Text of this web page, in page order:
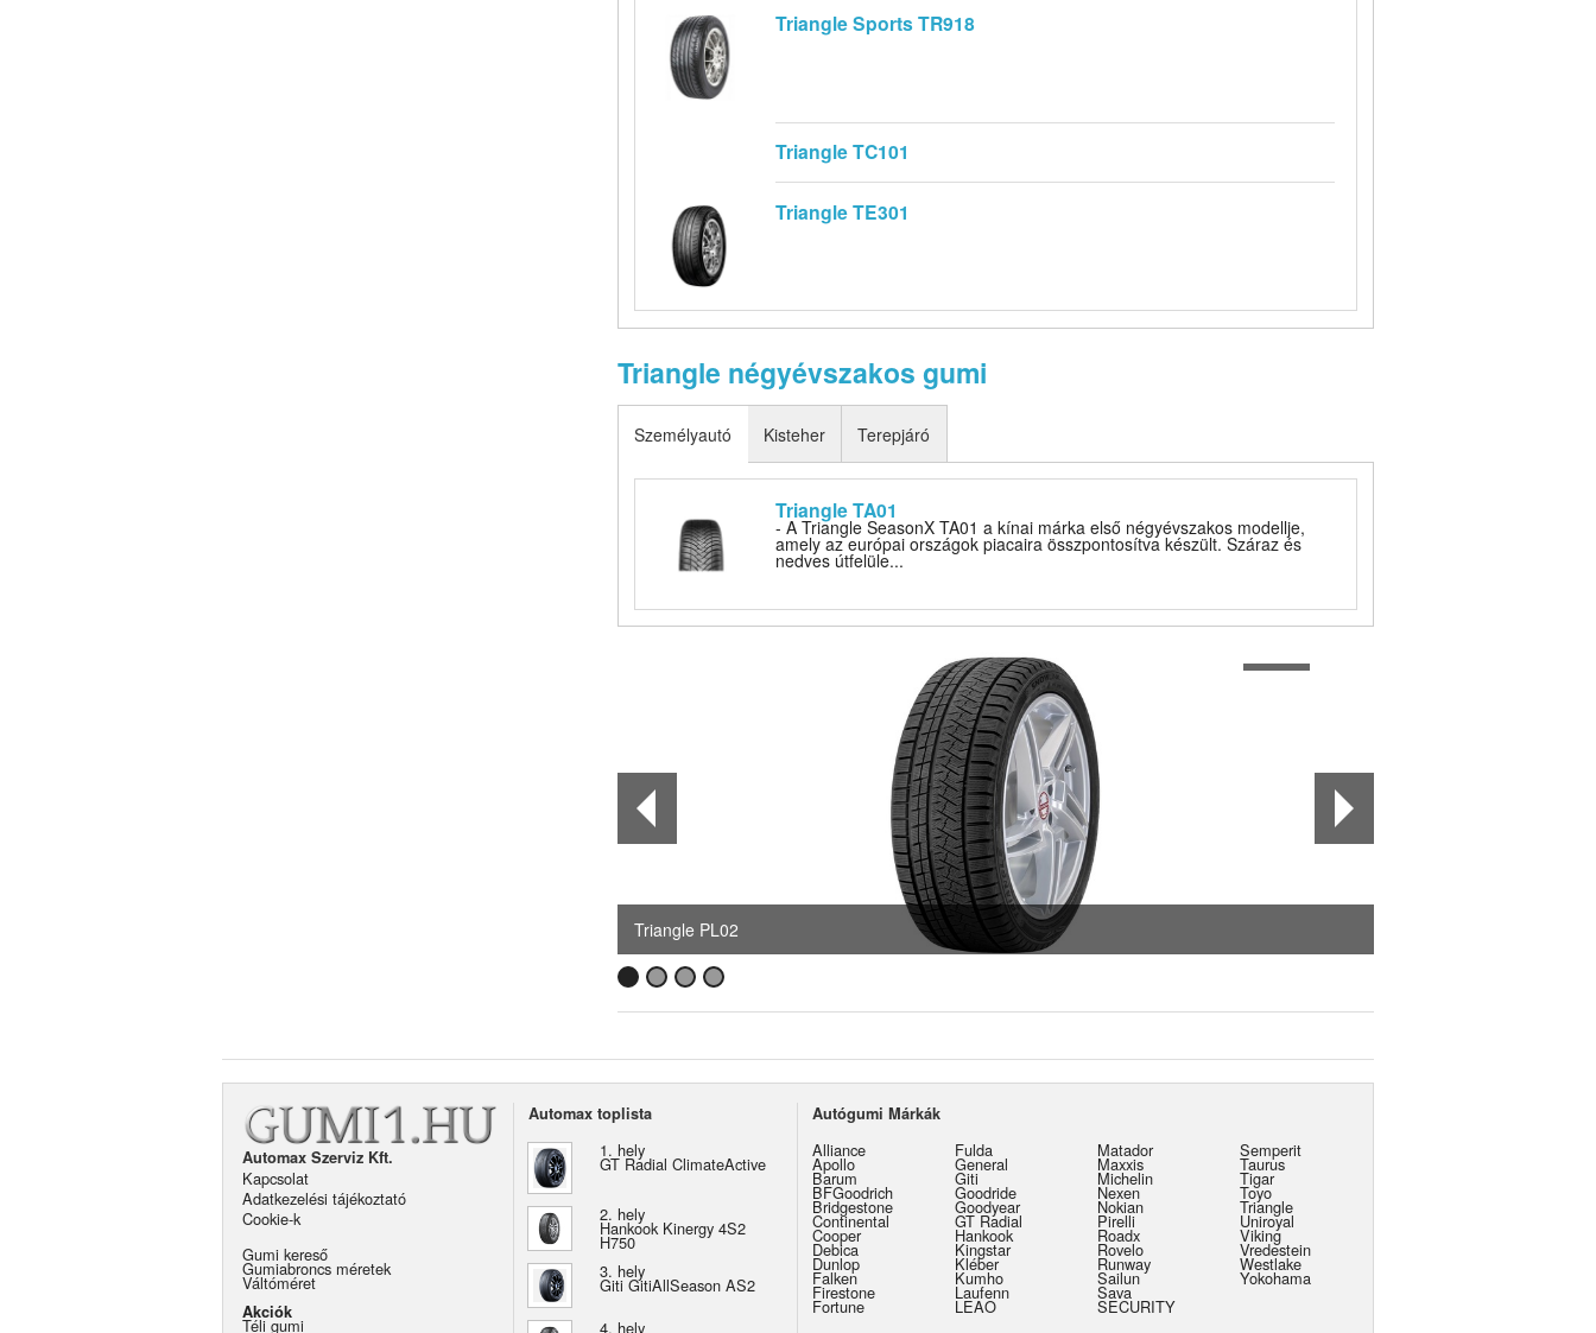
Triangle Sports TR918
Triangle TC101
Triangle TE301
Triangle négyévszakos gumi
Személyautó
Triangle TA01
- A Triangle SeasonX TA01 a kínai márka első négyévszakos modellje,
amely az európai országok piacaira összpontosítva készült. Száraz és
nedves útfelüle...
Kisteher Terepjáró
Triangle PL02
Automax Szerviz Kft.
Kapcsolat
Adatkezelési tájékoztató
Cookie-k
Gumi kereső
Gumiabroncs méretek
Váltóméret
Akciók
Téli gumi
Automax toplista
1. hely
GT Radial ClimateActive
2. hely
Hankook Kinergy 4S2
H750
3. hely
Giti GitiAllSeason AS2
4. hely
Autógumi Márkák
Alliance
Apollo
Barum
BFGoodrich
Bridgestone
Continental
Cooper
Debica
Dunlop
Falken
Firestone
Fortune
Fulda
General
Giti
Goodride
Goodyear
GT Radial
Hankook
Kingstar
Kléber
Kumho
Laufenn
LEAO
Matador
Maxxis
Michelin
Nexen
Nokian
Pirelli
Roadx
Rovelo
Runway
Sailun
Sava
SECURITY
Semperit
Taurus
Tigar
Toyo
Triangle
Uniroyal
Viking
Vredestein
Westlake
Yokohama